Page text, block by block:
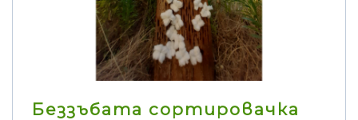
Беззъбата сортировачка